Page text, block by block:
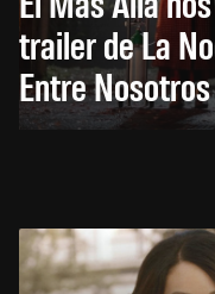
trailer de La
Entre Nosotros